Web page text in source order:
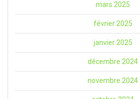
mars 2025
février 2025
janvier 2025
décembre 2024
novembre 2024